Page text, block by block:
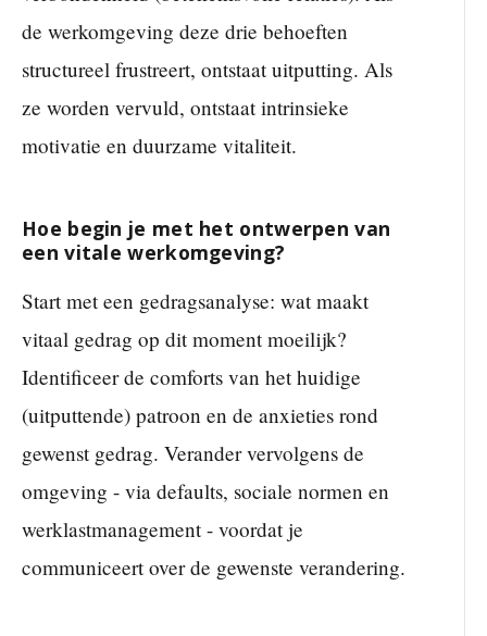
de werkomgeving deze drie behoeften
structureel frustreert, ontstaat uitputting. Als
ze worden vervuld, ontstaat intrinsieke
motivatie en duurzame vitaliteit.
Hoe begin je met het ontwerpen van
een vitale werkomgeving?
Start met een gedragsanalyse: wat maakt
vitaal gedrag op dit moment moeilijk?
Identificeer de comforts van het huidige
(uitputtende) patroon en de anxieties rond
gewenst gedrag. Verander vervolgens de
omgeving - via defaults, sociale normen en
werklastmanagement - voordat je
communiceert over de gewenste verandering.